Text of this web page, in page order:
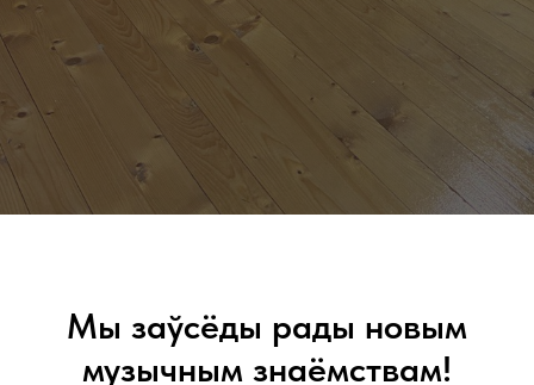
Мы заўсёды рады новым
музычным знаёмствам!